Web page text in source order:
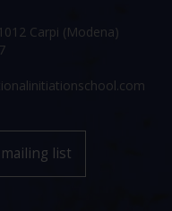
Carpi (Modena)
list